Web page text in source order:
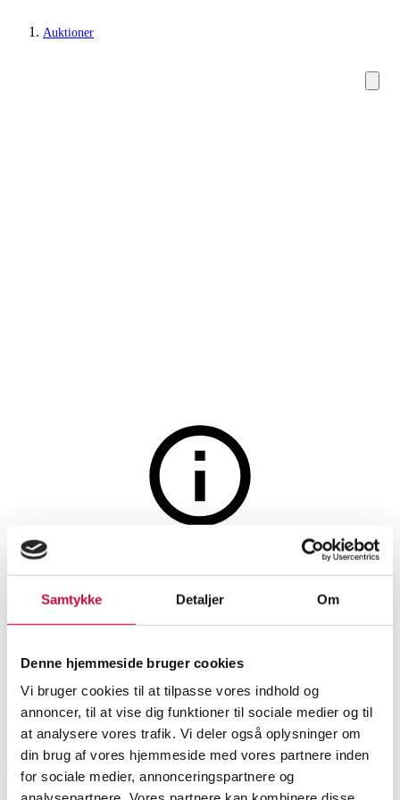
Samtykke Detaljer Om
Denne hjemmeside bruger cookies
Vi bruger cookies til at tilpasse vores indhold og
annoncer, til at vise dig funktioner til sociale medier og til
at analysere vores trafik. Vi deler også oplysninger om
din brug af vores hjemmeside med vores partnere inden
for sociale medier, annonceringspartnere og
Auktioner
Stole
Arne Jacobsen. Seks 'Grand
Prix' stole, model 3130,
cognacfarvet læder (6)
SHOWROOM
Roskilde
VURDERING
DKK 20.000
VARENUMMER
6509317